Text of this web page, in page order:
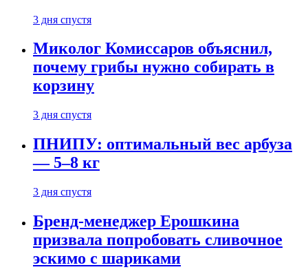
3 дня спустя
Миколог Комиссаров объяснил,
почему грибы нужно собирать в
корзину
3 дня спустя
ПНИПУ: оптимальный вес арбуза
— 5–8 кг
3 дня спустя
Бренд-менеджер Ерошкина
призвала попробовать сливочное
эскимо с шариками